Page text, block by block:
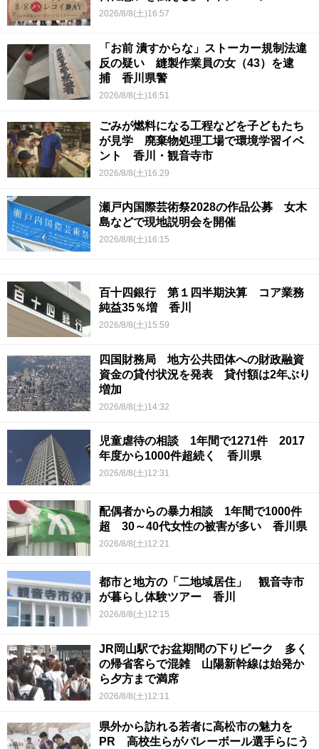
2026/8/8(土)16:57
「お前 潰すからな」ストーカー規制法違
反の疑い 縫製作業員の女（43）を逮
捕 香川県警
2026/8/8(土)16:51
ごみが燃料になる工程などを子どもたち
が見学 廃棄物処理工場で環境学習イベ
ント 香川・観音寺市
2026/8/8(土)16:29
瀬戸内国際芸術祭2028の作品公募 女木
島などで現地説明会を開催
2026/8/8(土)16:15
百十四銀行 第１四半期決算 コア業務
純益35％増 香川
2026/8/8(土)15:59
四国財務局 地方公共団体への財政融資
資金の貸付状況を発表 貸付額は2年ぶり
増加
2026/8/8(土)14:32
児童虐待の相談 1年間で1271件 2017
年度から1000件超続く 香川県
2026/8/8(土)12:31
配偶者からの暴力相談 1年間で1000件
超 30～40代女性の被害が多い 香川県
2026/8/8(土)12:21
都市と地方の「二地域居住」 観音寺市
が暮らし体験ツアー 香川
2026/8/8(土)12:15
JR岡山駅でお盆期間の下りピーク 多く
の帰省客らで混雑 山陽新幹線は始発か
ら夕方まで満席
2026/8/8(土)12:11
県外から訪れる若者に高松市の魅力を
PR 高校生らがバレーボール選手らにう